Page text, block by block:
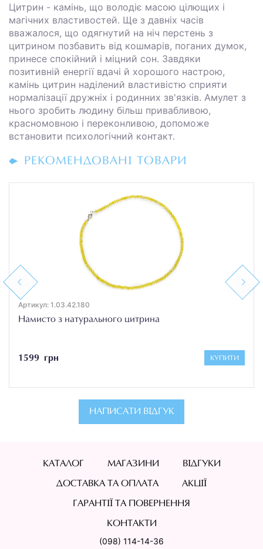
Цитрин - камінь, що володіє масою цілющих і
магічних властивостей. Ще з давніх часів
вважалося, що одягнутий на ніч перстень з
цитрином позбавить від кошмарів, поганих думок,
принесе спокійний і міцний сон. Завдяки
позитивній енергії вдачі й хорошого настрою,
камінь цитрин наділений властивістю сприяти
нормалізації дружніх і родинних зв'язків. Амулет з
нього зробить людину більш привабливою,
красномовною і переконливою, допоможе
встановити психологічний контакт.
РЕКОМЕНДОВАНІ ТОВАРИ
Previous
Артикул: 1.03.42.180
Намисто з натурального цитрина
1599 грн КУПИТИ
Next
НАПИСАТИ ВІДГУК
КАТАЛОГ МАГАЗИНИ ВІДГУКИ
ДОСТАВКА ТА ОПЛАТА АКЦІЇ
ГАРАНТІЇ ТА ПОВЕРНЕННЯ
КОНТАКТИ
(098) 114-14-36